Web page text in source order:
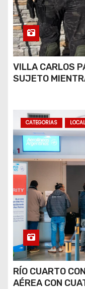
VILLA CARLOS
SUJETO
CATEGORIAS
RÍO CUARTO
AÉREA CON